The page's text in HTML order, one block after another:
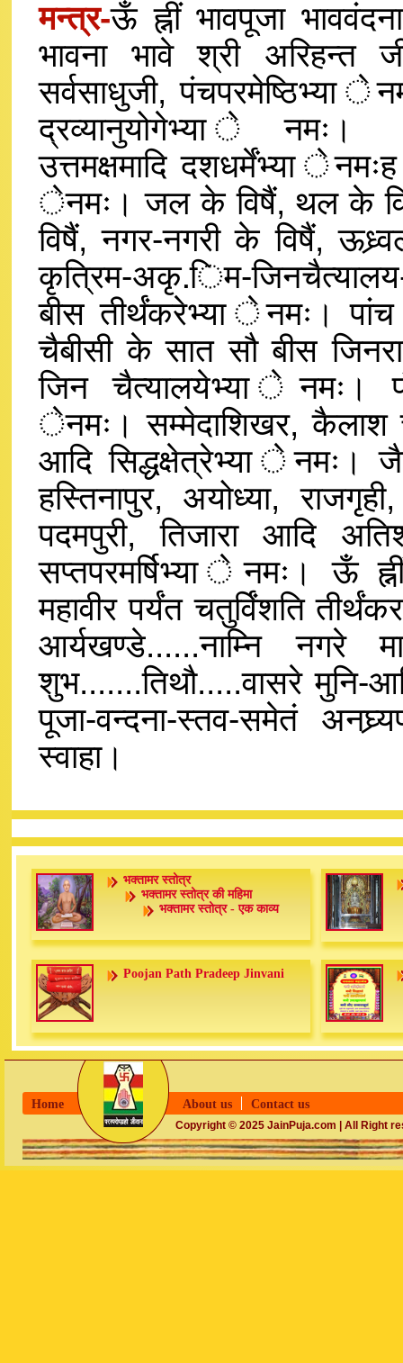
मन्त्र-ऊँ ह्नीं भावपूजा
भावना भावे श्री अरिहन्त
सर्वसाधुजी, पंचपरमेष्ठिभ्या
द्रव्यानुयोगेभ्या ेनमः।
उत्तमक्षमादि दशधर्मेंभ्या
ेनमः। जल के विषैं, थल के
विषैं, नगर-नगरी के विषैं,
कृत्रिम-अकृ.िम-जिनचैत्यालय-
बीस तीर्थंकरेभ्या ेनमः।
चैबीसी के सात सौ बीस
जिन चैत्यालयेभ्या ेनमः।
ेनमः। सम्मेदाशिखर, कैलाश
आदि सिद्धक्षेत्रेभ्या ेनमः।
हस्तिनापुर, अयोध्या,
पदमपुरी, तिजारा आदि
सप्तपरमर्षिभ्या ेनमः। ऊँ
महावीर पर्यंत चतुर्विंशति
आर्यखण्डे......नाम्नि नगरे
शुभ.......तिथौ.....वासरे मुनि-
पूजा-वन्दना-स्तव-समेतं
स्वाहा।
भक्तामर स्तोत्र
भक्तामर स्तोत्र की महिमा
भक्तामर स्तोत्र - एक काव्य
Poojan Path Pradeep Jinvani
Home About us Contact us
Copyright © 2025 JainPuja.com | All Right